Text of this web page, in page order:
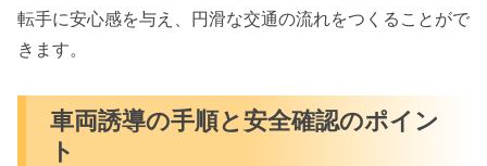
転手に安心感を与え、円滑な交通の流れをつくることがで
きます。
車両誘導の手順と安全確認のポイン
ト